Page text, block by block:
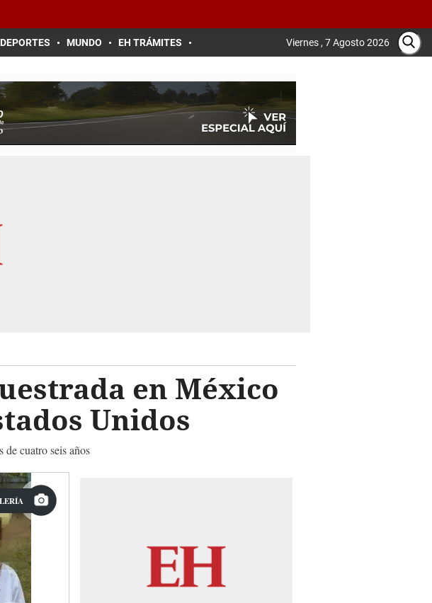
DEPORTES MUNDO EH TRÁMITES Viernes , 7 Agosto 2026
en México
Unidos
cuatro seis años